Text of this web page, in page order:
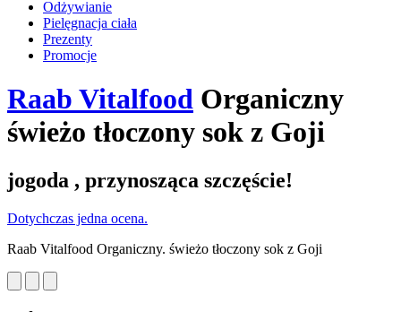
Odżywianie
Pielęgnacja ciała
Prezenty
Promocje
Raab Vitalfood Organiczny
świeżo tłoczony sok z Goji
jogoda , przynosząca szczęście!
Dotychczas jedna ocena.
Raab Vitalfood Organiczny. świeżo tłoczony sok z Goji